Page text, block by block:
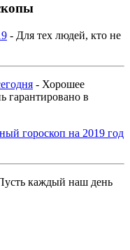
- Для тех людей, кто не
- Хорошее
гарантировано в
гороскоп на 2019 год
каждый наш день